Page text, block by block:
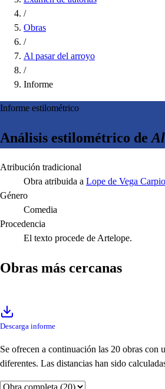
/
Obras
/
Al pasar del arroyo
/
Informe
Informe estilométrico
Análisis estilométrico de
Atribución tradicional
Obra atribuida a Lope de Vega Carpio
Género
Comedia
Procedencia
El texto procede de Artelope.
Obras más cercanas
Descarga informe
Se ofrecen a continuación las 20 obras con
diferentes. Las distancias han sido